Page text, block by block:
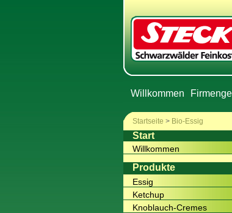
Willkommen
Startseite > Bio-Essig
Start
Willkommen
Produkte
Essig
Ketchup
Knoblauch-Cremes